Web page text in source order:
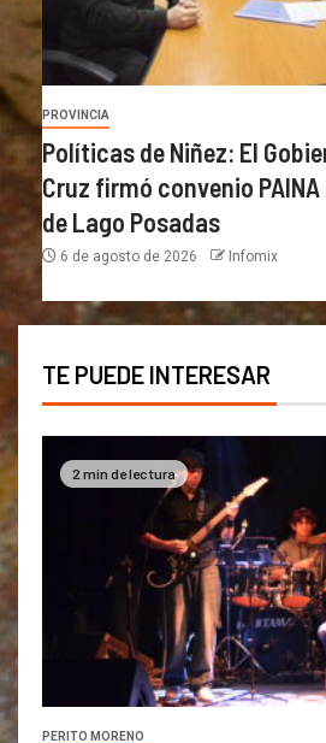
PROVINCIA
Políticas de Niñez: El
Cruz firmó convenio
de Lago Posadas
6 de agosto de 2026 Infomix
TE PUEDE INTERESAR
2 min de lectura
PERITO MORENO